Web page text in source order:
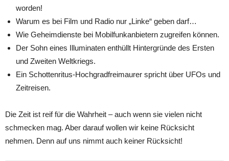
worden!
Warum es bei Film und Radio nur „Linke“ geben darf…
Wie Geheimdienste bei Mobilfunkanbietern zugreifen können.
Der Sohn eines Illuminaten enthüllt Hintergründe des Ersten
und Zweiten Weltkriegs.
Ein Schottenritus-Hochgradfreimaurer spricht über UFOs und
Zeitreisen.
Die Zeit ist reif für die Wahrheit – auch wenn sie vielen nicht
schmecken mag. Aber darauf wollen wir keine Rücksicht
nehmen. Denn auf uns nimmt auch keiner Rücksicht!